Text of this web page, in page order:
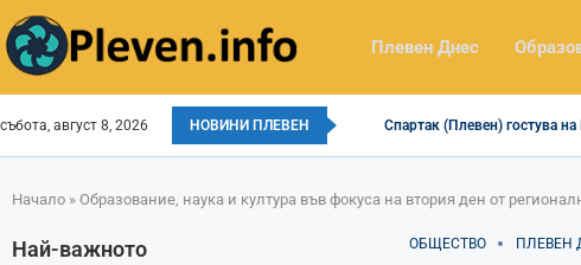
Плевен Днес
събота, август 8, 2026 НОВИНИ ПЛЕВЕН Спартак (Плевен) гостува на
Начало » Образование, наука и култура във фокуса на втория ден от
ОБЩЕСТВО ПЛЕВЕН
Най-важното